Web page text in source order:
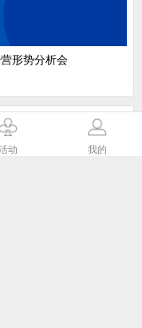
形势分析会
动 我的